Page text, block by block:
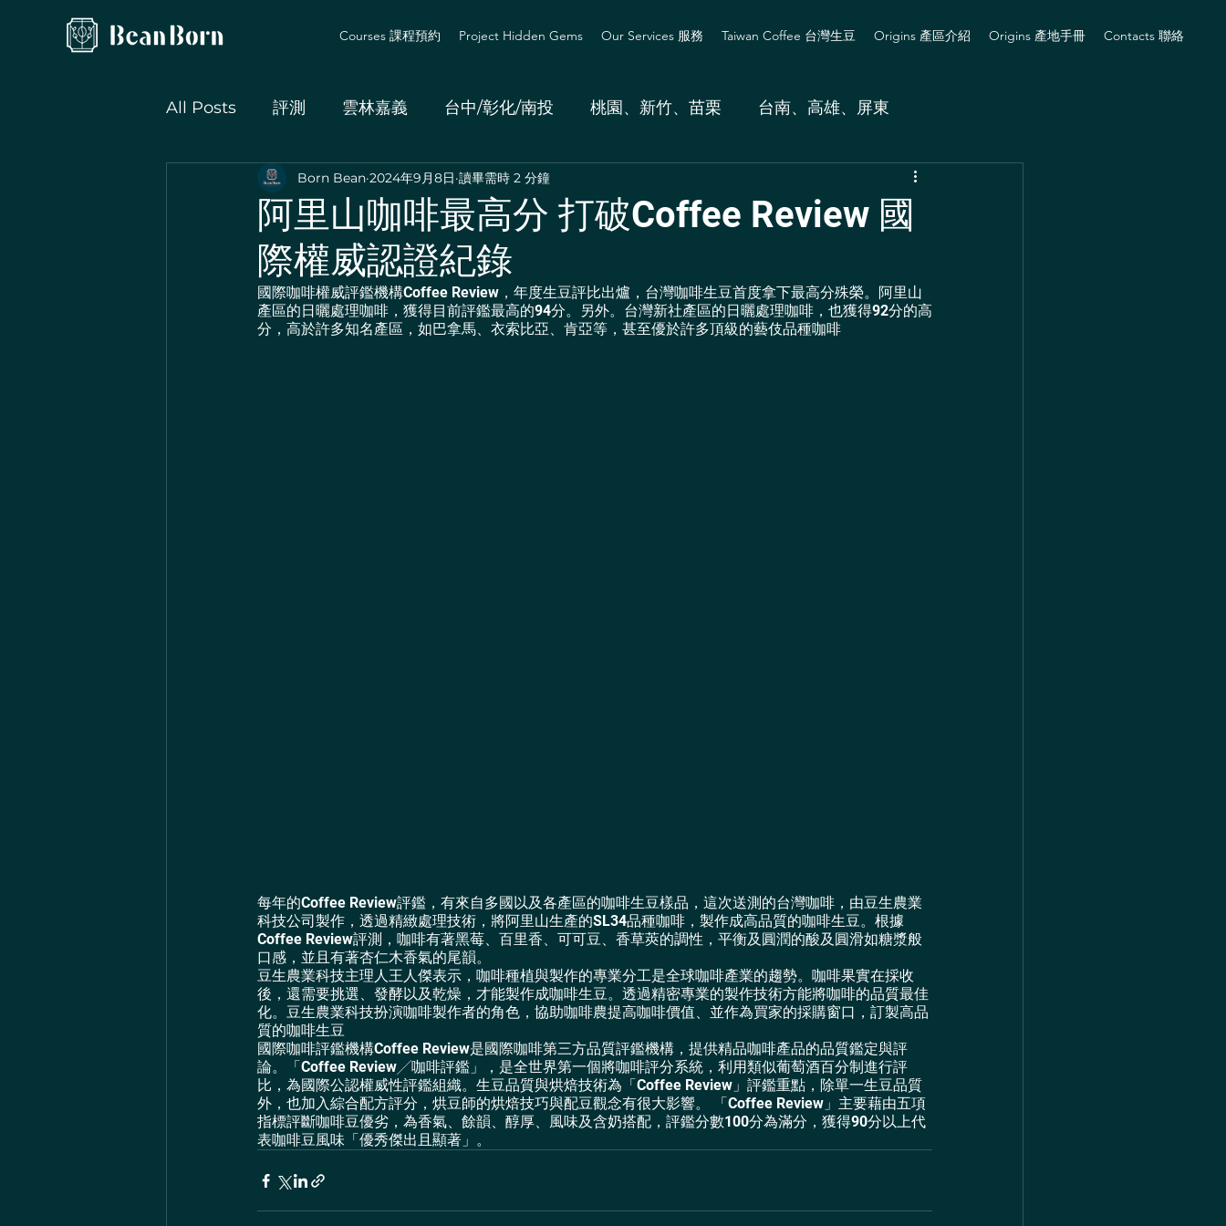
Courses 課程預約 Project Hidden Gems Our Services 服務 Taiwan Coffee 台灣生豆 Origins 產區介紹 Origins 產地手冊 Contacts 聯絡
All Posts 評測 雲林嘉義 台中/彰化/南投 桃園、新竹、苗栗 台南、高雄、屏東
品種花園保種計畫
阿里山咖啡最高分 打破Coffee Review 國
際權威認證紀錄
Born Bean 2024年9月8日 讀畢需時 2 分鐘
國際咖啡權威評鑑機構Coffee Review，年度生豆評比出爐，台灣咖啡生豆首度拿下最高分殊榮。阿里山
產區的日曬處理咖啡，獲得目前評鑑最高的94分。另外。台灣新社產區的日曬處理咖啡，也獲得92分的高
分，高於許多知名產區，如巴拿馬、衣索比亞、肯亞等，甚至優於許多頂級的藝伎品種咖啡
每年的Coffee Review評鑑，有來自多國以及各產區的咖啡生豆樣品，這次送測的台灣咖啡，由豆生農業
科技公司製作，透過精緻處理技術，將阿里山生產的SL34品種咖啡，製作成高品質的咖啡生豆。根據
Coffee Review評測，咖啡有著黑莓、百里香、可可豆、香草莢的調性，平衡及圓潤的酸及圓滑如糖漿般
口感，並且有著杏仁木香氣的尾韻。
豆生農業科技主理人王人傑表示，咖啡種植與製作的專業分工是全球咖啡產業的趨勢。咖啡果實在採收
後，還需要挑選、發酵以及乾燥，才能製作成咖啡生豆。透過精密專業的製作技術方能將咖啡的品質最佳
化。豆生農業科技扮演咖啡製作者的角色，協助咖啡農提高咖啡價值、並作為買家的採購窗口，訂製高品
質的咖啡生豆
國際咖啡評鑑機構Coffee Review是國際咖啡第三方品質評鑑機構，提供精品咖啡產品的品質鑑定與評
論。「Coffee Review╱咖啡評鑑」，是全世界第一個將咖啡評分系統，利用類似葡萄酒百分制進行評
比，為國際公認權威性評鑑組織。生豆品質與烘焙技術為「Coffee Review」評鑑重點，除單一生豆品質
外，也加入綜合配方評分，烘豆師的烘焙技巧與配豆觀念有很大影響。 「Coffee Review」主要藉由五項
指標評斷咖啡豆優劣，為香氣、餘韻、醇厚、風味及含奶搭配，評鑑分數100分為滿分，獲得90分以上代
表咖啡豆風味「優秀傑出且顯著」。